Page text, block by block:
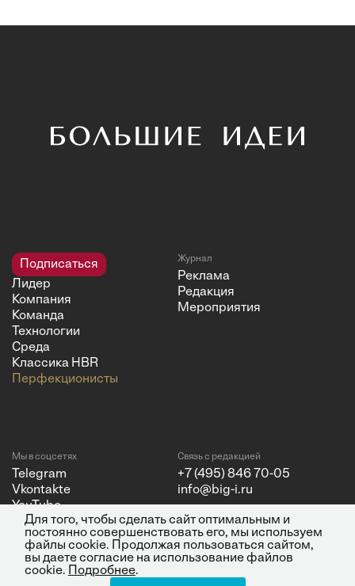
Подписаться
Лидер
Компания
Команда
Технологии
Среда
Классика HBR
Перфекционисты
Журнал
Реклама
Редакция
Мероприятия
Мы в соцсетях
Telegram
Vkontakte
YouTube
Связь с редакцией
+7 (495) 846 70-05
info@big-i.ru
Для того, чтобы сделать сайт оптимальным и
постоянно совершенствовать его, мы используем
файлы cookie. Продолжая пользоваться сайтом,
вы даете согласие на использование файлов
cookie.
Подробнее.